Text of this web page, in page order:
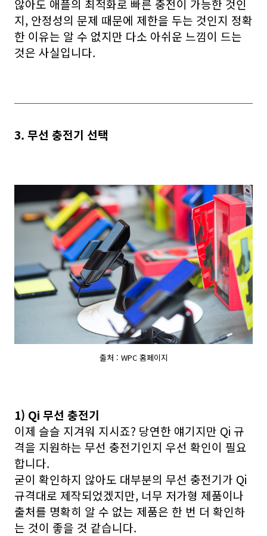
않아도 애플의 최적화로 빠른 충전이 가능한 것인
지, 안정성의 문제 때문에 제한을 두는 것인지 정확
한 이유는 알 수 없지만 다소 아쉬운 느낌이 드는
것은 사실입니다.
3. 무선 충전기 선택
출처 : WPC 홈페이지
1) Qi 무선 충전기
이제 슬슬 지겨워 지시죠? 당연한 얘기지만 Qi 규
격을 지원하는 무선 충전기인지 우선 확인이 필요
합니다.
굳이 확인하지 않아도 대부분의 무선 충전기가 Qi
규격대로 제작되었겠지만, 너무 저가형 제품이나
출처를 명확히 알 수 없는 제품은 한 번 더 확인하
는 것이 좋을 것 같습니다.